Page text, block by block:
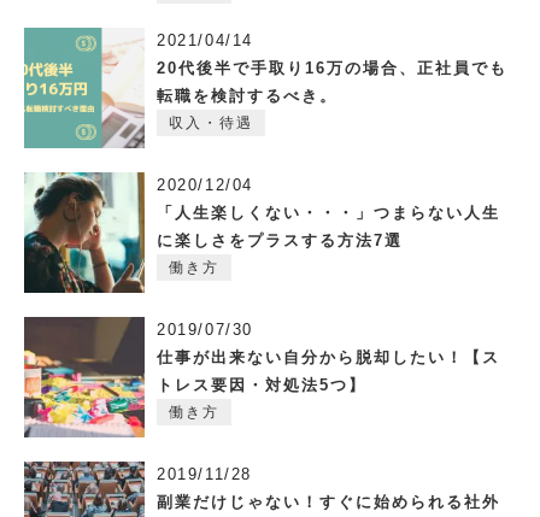
2021/04/14
20代後半で手取り16万の場合、正社員でも
転職を検討するべき。
収入・待遇
2020/12/04
「人生楽しくない・・・」つまらない人生
に楽しさをプラスする方法7選
働き方
2019/07/30
仕事が出来ない自分から脱却したい！【ス
トレス要因・対処法5つ】
働き方
2019/11/28
副業だけじゃない！すぐに始められる社外